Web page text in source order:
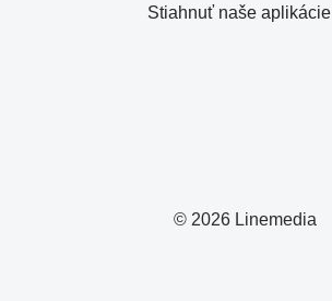
© 2026 Linemedia
Stiahnuť naše aplikácie